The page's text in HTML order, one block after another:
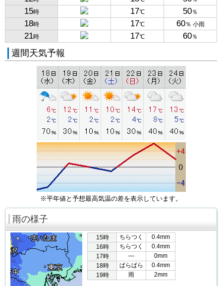
15時 17℃ 50％
18時 17℃ 60％ 小雨
21時 17℃ 60％
週間天気予報
※平年値と予想最高気温の差を表示しています。
雨の様子
15時 ちらつく
0.4mm
16時
ちらつく
0.4mm
17時
―
0mm
18時
ぱらぱら
0.4mm
19時
雨 2mm